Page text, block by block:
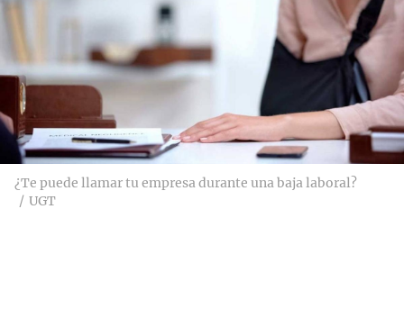
¿Te puede llamar tu empresa durante una baja laboral?
UGT